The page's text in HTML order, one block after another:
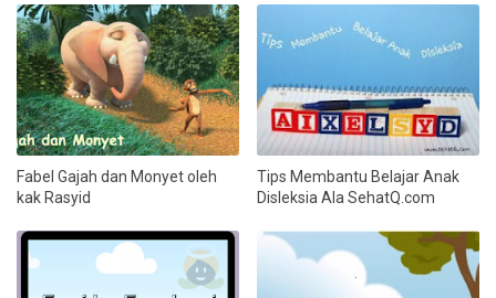
Fabel Gajah dan Monyet oleh
kak Rasyid
Tips Membantu Belajar Anak
Disleksia Ala SehatQ.com